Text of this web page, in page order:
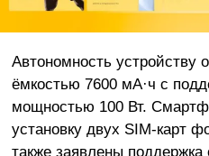
Автономность устройству
ёмкостью 7600 мА·ч с
мощностью 100 Вт.
установку двух SIM-карт
также заявлены